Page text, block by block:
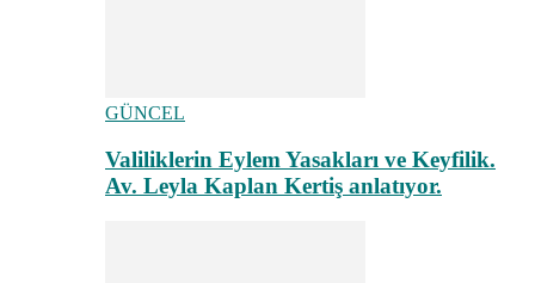
GÜNCEL
Valiliklerin Eylem Yasakları ve Keyfilik.
Av. Leyla Kaplan Kertiş anlatıyor.